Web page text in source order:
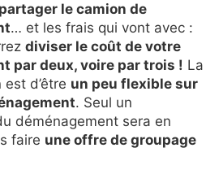
le camion de
… et les frais qui vont avec :
diviser le coût de votre
par deux, voire par trois ! La
d’être un peu flexible sur
. Seul un
déménagement sera en
faire une offre de groupage